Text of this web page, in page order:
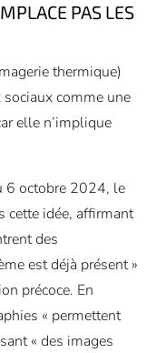
PAS LES
thermique)
comme une
elle n’implique
6 octobre 2024, le
cette idée, affirmant
des
est déjà présent »
précoce. En
« permettent
« des images